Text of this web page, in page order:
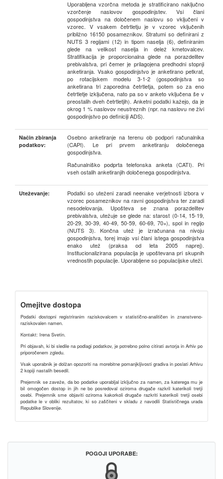
Uporabljena vzorčna metoda je stratificirano naključno
vzorčenje naslovov gospodinjstev. Vsi člani
gospodinjstva na določenem naslovu so vključeni v
vzorec. V vsakem četrtletju je v vzorec vključenih
približno 16150 posameznikov. Stratumi so definirani z
NUTS 3 regijami (12) in tipom naselja (6), definiranim
glede na velikost naselja in delež kmetovalcev.
Stratifikacija je proporcionalna glede na porazdelitev
prebivalstva, pri čemer je prilagojena predhodni stopnji
anketiranja. Vsako gospodinjstvo je anketirano petkrat,
po rotacijskem modelu 3-1-2 (gospodinjstva so
anketirana tri zaporedna četrtletja, potem so za eno
četrtletje izključena, nato pa so v anketo vključena še v
preostalih dveh četrtletjih). Anketni podatki kažejo, da je
okrog 1 % naslovov neustreznih (npr. na naslovu ne živi
gospodinjstvo po definiciji ADS).
Način zbiranja
podatkov:
Osebno anketiranje na terenu ob podpori računalnika
(CAPI). Le pri prvem anketiranju določenega
gospodinjstva.
Računalniško podprta telefonska anketa (CATI). Pri
vseh ostalih anketiranjih določenega gospodinjstva.
Uteževanje:
Podatki so uteženi zaradi neenake verjetnosti izbora v
vzorec posameznikov na ravni gospodinjstva ter zaradi
nesodelovanja. Upošteva se znana porazdelitev
prebivalstva, utežuje se glede na: starost (0-14, 15-19,
20-29, 30-39, 40-49, 50-59, 60-69, 70+), spol in regijo
(NUTS 3). Končna utež je izračunana na nivoju
gospodinjstva, torej imajo vsi člani istega gospodinjstva
enako utež (praksa od leta 2005 naprej).
Institucionalizirana populacija je upoštevana pri skupnih
vrednostih populacije. Uporabljene so populacijske uteži.
Omejitve dostopa
Podatki dostopni registriranim raziskovalcem v statistično-analitičen in znanstveno-
raziskovalen namen.
Kontakt: Irena Svetin.
Pri objavah, ki bi sledile na podlagi podatkov, je potrebno polno citirati avtorja in Arhiv po
priporočenem zgledu.
Vsak uporabnik je dolžan opozoriti na morebitne pomanjkljivosti gradiva in poslati Arhivu
2 kopiji nastalih besedil.
Prejemnik se zaveže, da bo podatke uporabljal izključno za namen, za katerega mu je
bil omogočen dostop in jih ne bo posredoval oziroma drugače razkril katerikoli tretji
osebi. Prejemnik sme objaviti oziroma kakorkoli drugače razkriti katerikoli tretji osebi
podatke le v obliki rezultatov, ki so zaščiteni v skladu z navodili Statističnega urada
Republike Slovenije.
POGOJI UPORABE: